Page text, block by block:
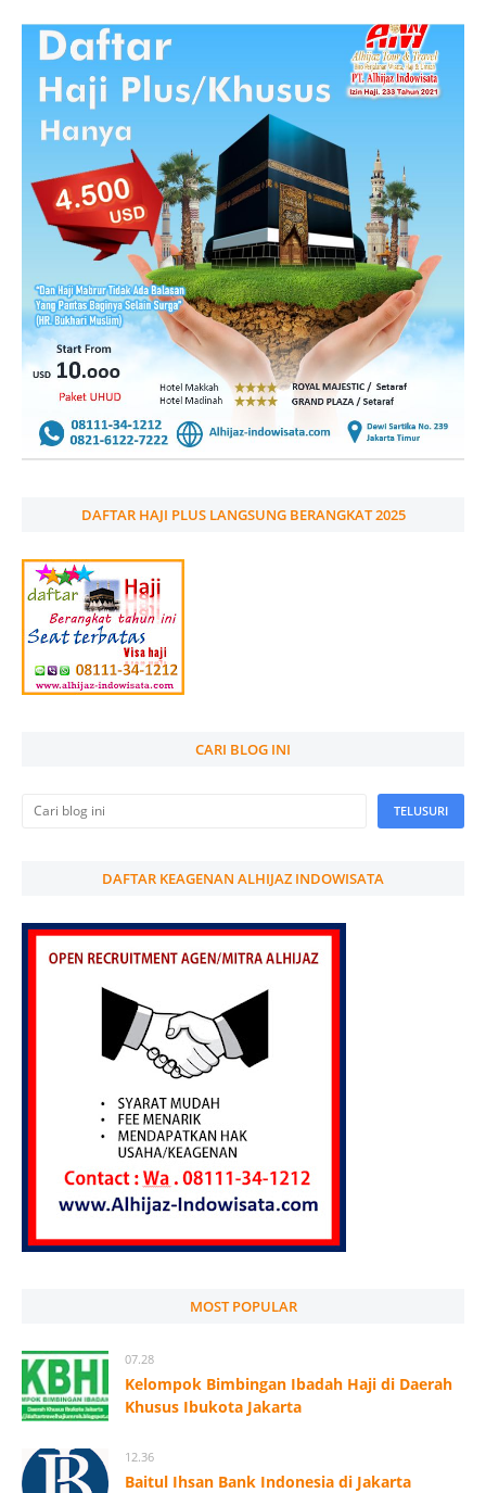
DAFTAR HAJI PLUS LANGSUNG BERANGKAT 2025
CARI BLOG INI
DAFTAR KEAGENAN ALHIJAZ INDOWISATA
MOST POPULAR
07.28
Kelompok Bimbingan Ibadah Haji di Daerah
Khusus Ibukota Jakarta
12.36
Baitul Ihsan Bank Indonesia di Jakarta